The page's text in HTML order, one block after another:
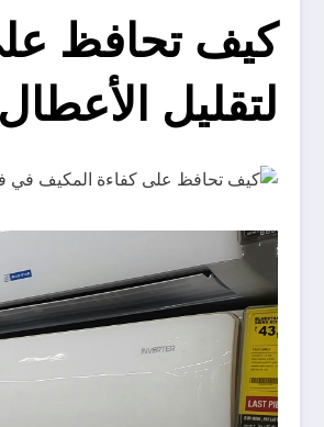
كيف تحافظ
لتقليل